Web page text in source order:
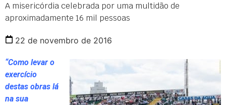
A misericórdia celebrada por uma multidão de
aproximadamente 16 mil pessoas
22 de novembro de 2016
“Como levar o
exercício
destas obras lá
na sua